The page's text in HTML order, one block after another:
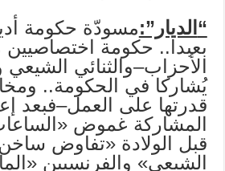
“ الديار”:مسودّة حكومة
بعبدا.. حكومة
الأحزاب–والثنائي الشيعي
يُشاركا في الحكومة..
قدرتها على العمل–فبعد
المشاركة غموض
قبل الولادة «تفاوض
الشيعي» والفرنسيين